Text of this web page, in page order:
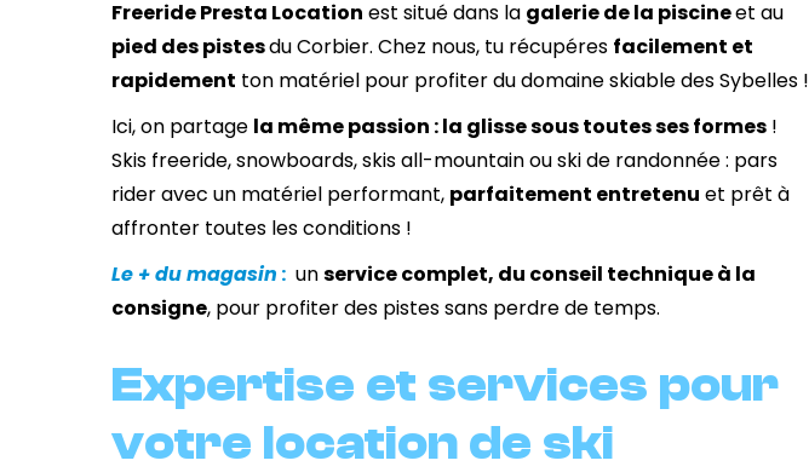
Freeride Presta Location est situé dans la galerie de la piscineet au
pied des pistesdu Corbier. Chez nous, tu récupéres facilement et
rapidement ton matériel pour profiter du domaine skiable des Sybelles !
Ici, on partage la même passion : la glisse sous toutes ses formes !
Skis freeride, snowboards, skis all-mountain ou ski de randonnée : pars
rider avec un matériel performant, parfaitement entretenu et prêt à
affronter toutes les conditions !
Le + du magasin : unservice complet, du conseil technique à la
consigne, pour profiter des pistes sans perdre de temps.
Expertise et services pour
votre location de ski